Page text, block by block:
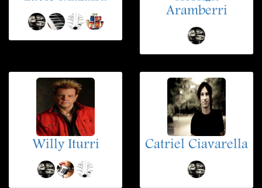
Aramberri
Willy Iturri Catriel Ciavarella